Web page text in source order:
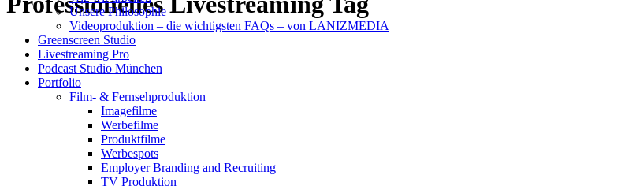
Unsere Philosophie
Videoproduktion – die wichtigsten FAQs – von LANIZMEDIA
Greenscreen Studio
Livestreaming Pro
Podcast Studio München
Portfolio
Film- & Fernsehproduktion
Imagefilme
Werbefilme
Produktfilme
Werbespots
Employer Branding and Recruiting
TV Produktion